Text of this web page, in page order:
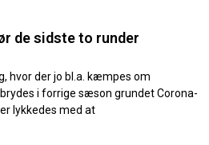
de sidste to runder
hvor der jo bl.a. kæmpes om
i forrige sæson grundet Corona-
lykkedes med at